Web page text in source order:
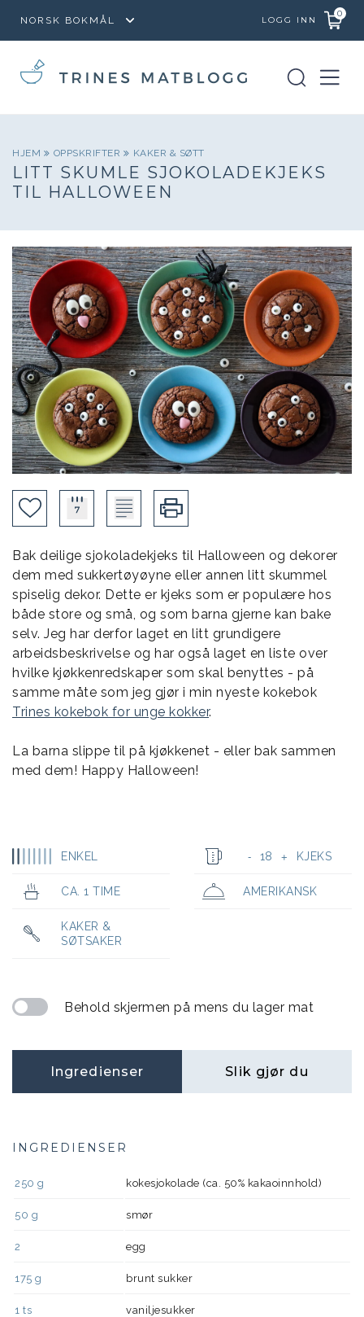
LOGG INN
0
HJEM OPPSKRIFTER KAKER & SØTT
LITT SKUMLE SJOKOLADEKJEKS
TIL HALLOWEEN
Bak deilige sjokoladekjeks til Halloween og dekorer
dem med sukkertøyøyne eller annen litt skummel
spiselig dekor. Dette er kjeks som er populære hos
både store og små, og som barna gjerne kan bake
selv. Jeg har derfor laget en litt grundigere
arbeidsbeskrivelse og har også laget en liste over
hvilke kjøkkenredskaper som skal benyttes - på
samme måte som jeg gjør i min nyeste kokebok
Trines kokebok for unge kokker.
La barna slippe til på kjøkkenet - eller bak sammen
med dem! Happy Halloween!
ENKEL - 18 + KJEKS
CA. 1 TIME AMERIKANSK
KAKER &
SØTSAKER
Behold skjermen på mens du lager mat
Ingredienser Slik gjør du
INGREDIENSER
250 g kokesjokolade (ca. 50% kakaoinnhold)
50 g smør
2 egg
175 g brunt sukker
1 ts vaniljesukker